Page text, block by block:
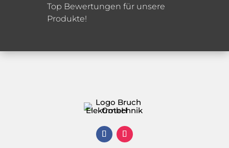
Top Bewertungen für unsere
Produkte!